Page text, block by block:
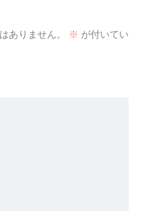
ありません。 ※ が付いてい